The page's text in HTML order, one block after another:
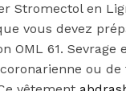
en
vous devez
OML 61.
ou